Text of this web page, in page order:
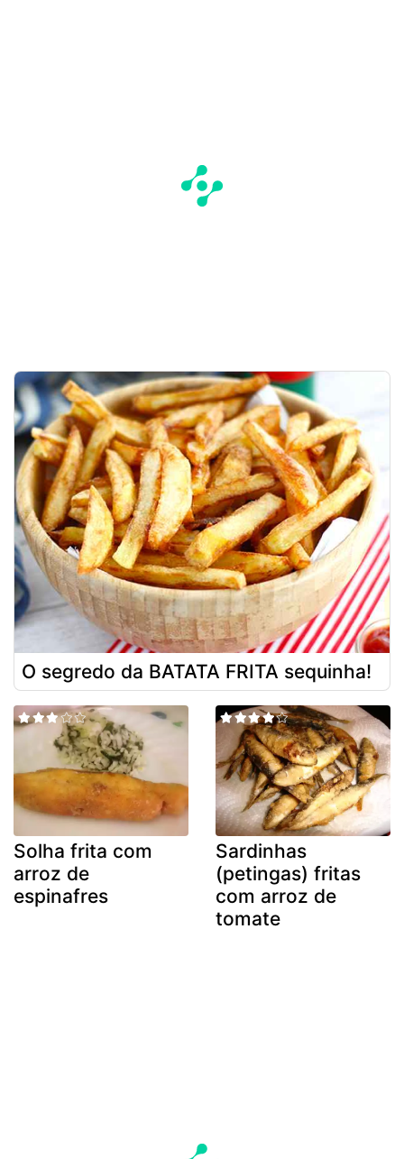
O segredo da BATATA FRITA sequinha!
Solha frita com
arroz de
espinafres
Sardinhas
(petingas) fritas
com arroz de
tomate